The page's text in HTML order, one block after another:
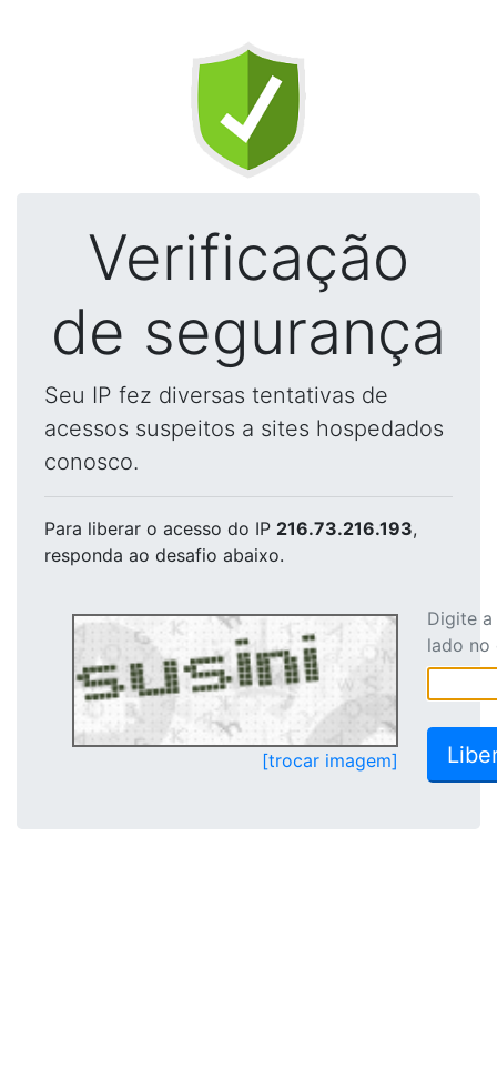
Verificação
de segurança
Seu IP fez diversas tentativas de
acessos suspeitos a sites hospedados
conosco.
Para liberar o acesso do IP 216.73.216.193,
responda ao desafio abaixo.
[trocar imagem]
Digite
lado no